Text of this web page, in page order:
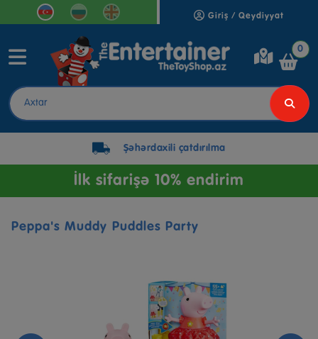
Giriş / Qeydiyyat
0
Şəhərdaxili çatdırılma
İlk sifarişə 10% endirim
Peppa's Muddy Puddles Party